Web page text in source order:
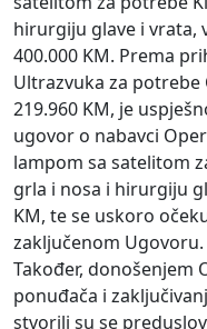
hirurgiju glave i vrata,
400.000 KM. Prema
Ultrazvuka za potrebe
219.960 KM, je
ugovor o nabavci
lampom sa satelitom
grla i nosa i hirurgiju
KM, te se uskoro
zaključenom Ugovoru.
Također, donošenjem
ponuđača i
stvorili su se